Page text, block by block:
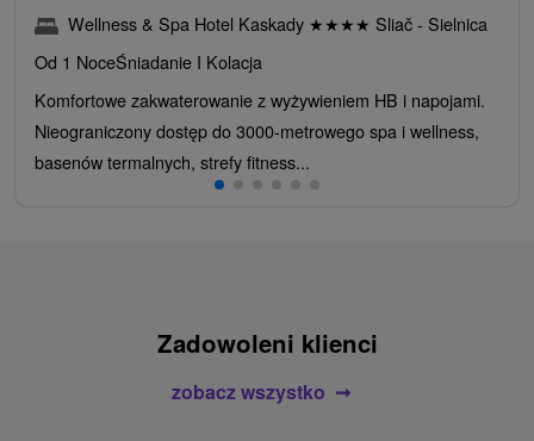
Wellness & Spa Hotel Kaskady ★★★★ Sliač - Sielnica
Od 1 NoceŚniadanie I Kolacja
Komfortowe zakwaterowanie z wyżywieniem HB i napojami.
Nieograniczony dostęp do 3000-metrowego spa i wellness,
basenów termalnych, strefy fitness...
Zadowoleni klienci
zobacz wszystko